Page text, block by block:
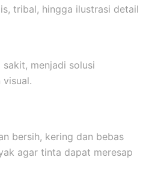
tribal, hingga ilustrasi detail
menjadi solusi
bersih, kering dan bebas
agar tinta dapat meresap